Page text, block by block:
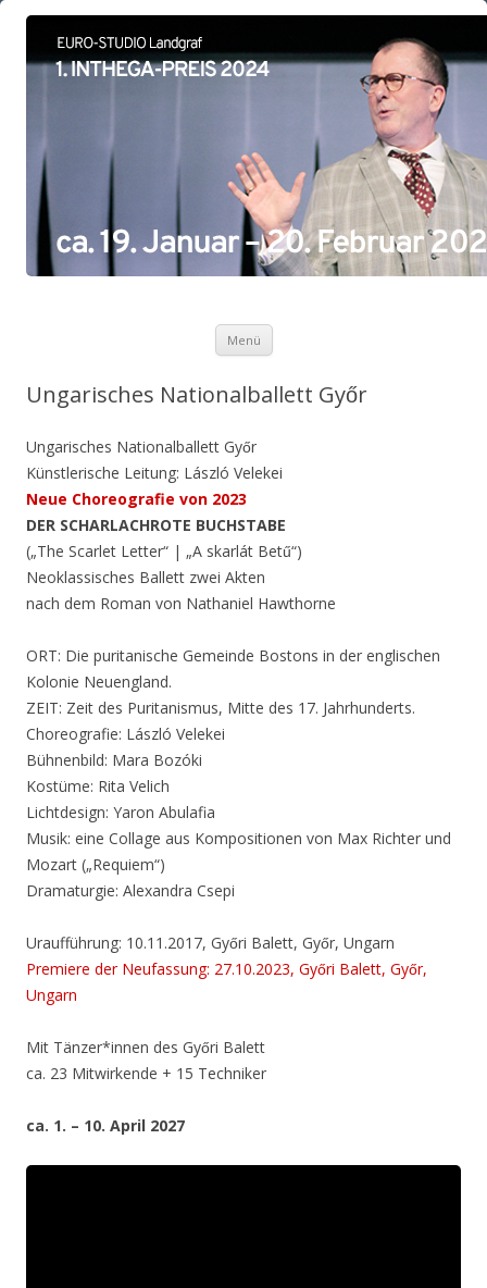
Menü
Ungarisches Nationalballett Győr
Ungarisches Nationalballett Győr
Künstlerische Leitung: László Velekei
Neue Choreografie von 2023
DER SCHARLACHROTE BUCHSTABE
(„The Scarlet Letter“ | „A skarlát Betű“)
Neoklassisches Ballett zwei Akten
nach dem Roman von Nathaniel Hawthorne
ORT: Die puritanische Gemeinde Bostons in der englischen
Kolonie Neuengland.
ZEIT: Zeit des Puritanismus, Mitte des 17. Jahrhunderts.
Choreografie: László Velekei
Bühnenbild: Mara Bozóki
Kostüme: Rita Velich
Lichtdesign: Yaron Abulafia
Musik: eine Collage aus Kompositionen von Max Richter und
Mozart („Requiem“)
Dramaturgie: Alexandra Csepi
Uraufführung: 10.11.2017, Győri Balett, Győr, Ungarn
Premiere der Neufassung: 27.10.2023, Győri Balett, Győr,
Ungarn
Mit Tänzer*innen des Győri Balett
ca. 23 Mitwirkende + 15 Techniker
ca. 1. – 10. April 2027